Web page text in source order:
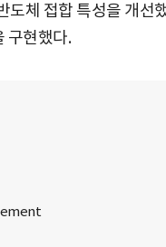
체 접합 특성을 개선
구현했다.